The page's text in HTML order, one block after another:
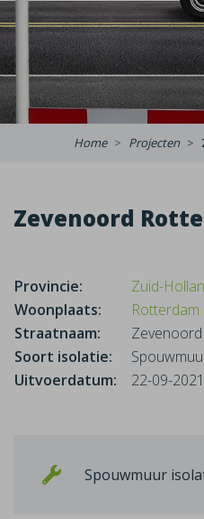
Home Projecten
Zevenoord
Provincie:
Zuid-
Woonplaats:
Rotterdam
Straatnaam:
Zevenoord
Soort isolatie:
Uitvoerdatum:
22-09-2021
Spouwmuur